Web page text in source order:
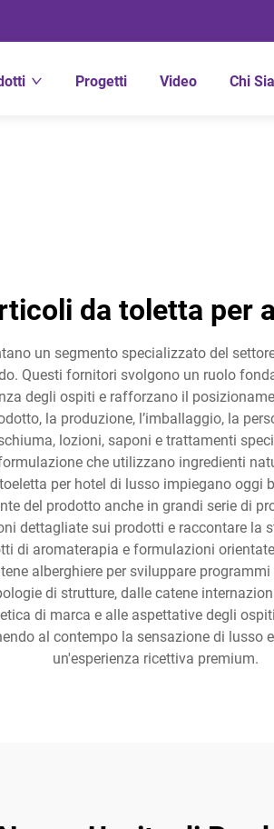
Progetti Video Chi
da toletta per
un segmento specializzato del
Questi fornitori svolgono un ruolo
degli ospiti e rafforzano il
la produzione, l’imballaggio, la
lozioni, saponi e trattamenti
che utilizzano ingredienti
per hotel di lusso impiegano oggi
del prodotto anche in grandi serie di
dettagliate sui prodotti e raccontare
di aromaterapia e formulazioni
alberghiere per sviluppare
di strutture, dalle catene
di marca e alle aspettative degli
al contempo la sensazione di lusso
un'esperienza ricettiva premium.